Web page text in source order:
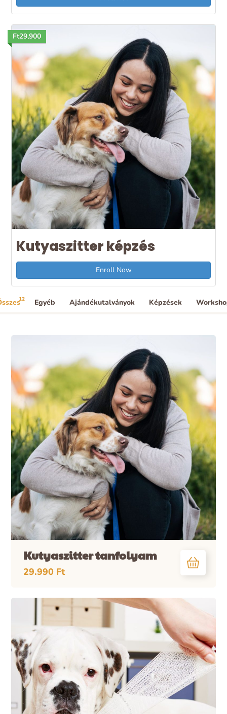
Ft29,900
Kutyaszitter képzés
Enroll Now
12 Egyéb Ajándékutalványok Képzések
Kutyaszitter tanfolyam
29.990 Ft